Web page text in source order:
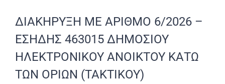
ΔΙΑΚΗΡΥΞΗ ΜΕ ΑΡΙΘΜΟ 6/2026 –
ΕΣΗΔΗΣ 463015 ΔΗΜΟΣΙΟΥ
ΗΛΕΚΤΡΟΝΙΚΟΥ ΑΝΟΙΚΤΟΥ ΚΑΤΩ
ΤΩΝ ΟΡΙΩΝ (ΤΑΚΤΙΚΟΥ)